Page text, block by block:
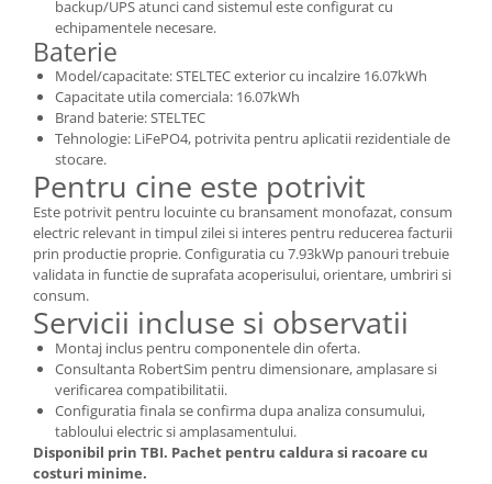
backup/UPS atunci cand sistemul este configurat cu
echipamentele necesare.
Baterie
Model/capacitate: STELTEC exterior cu incalzire 16.07kWh
Capacitate utila comerciala: 16.07kWh
Brand baterie: STELTEC
Tehnologie: LiFePO4, potrivita pentru aplicatii rezidentiale de
stocare.
Pentru cine este potrivit
Este potrivit pentru locuinte cu bransament monofazat, consum
electric relevant in timpul zilei si interes pentru reducerea facturii
prin productie proprie. Configuratia cu 7.93kWp panouri trebuie
validata in functie de suprafata acoperisului, orientare, umbriri si
consum.
Servicii incluse si observatii
Montaj inclus pentru componentele din oferta.
Consultanta RobertSim pentru dimensionare, amplasare si
verificarea compatibilitatii.
Configuratia finala se confirma dupa analiza consumului,
tabloului electric si amplasamentului.
Disponibil prin TBI. Pachet pentru caldura si racoare cu
costuri minime.